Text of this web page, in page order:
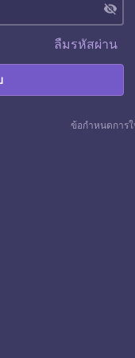
visibility_off
ลืมรหัสผ่าน
ข้อกำหนดการใ